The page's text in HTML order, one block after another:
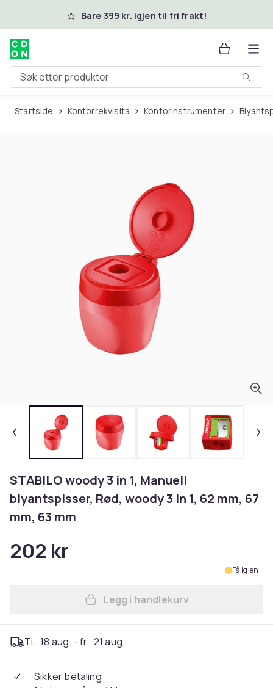
Hopp til hovedinnholdBare 399 kr. igjen til fri frakt!
Søk etter produkter
Startside Kontorrekvisita Kontorinstrumenter
STABILO woody 3 in 1, Manuell
blyantspisser, Rød, woody 3 in 1, 62 mm, 67
mm, 63 mm
202 kr
Få igjen
Legg STABILO woody 3 in
Legg i handlekurv
Ti., 18 aug. - fr., 21 aug.
Sikker betaling